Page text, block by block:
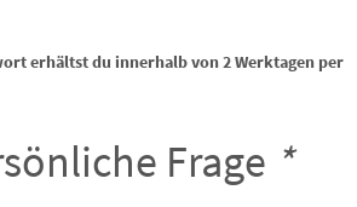
erhältst du innerhalb von 2 Werktagen per
Frage *